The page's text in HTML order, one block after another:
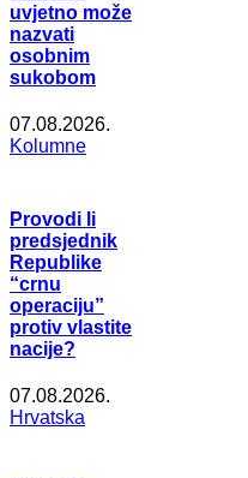
uvjetno može
nazvati
osobnim
sukobom
07.08.2026.
Kolumne
Provodi li
predsjednik
Republike
“crnu
operaciju”
protiv vlastite
nacije?
07.08.2026.
Hrvatska